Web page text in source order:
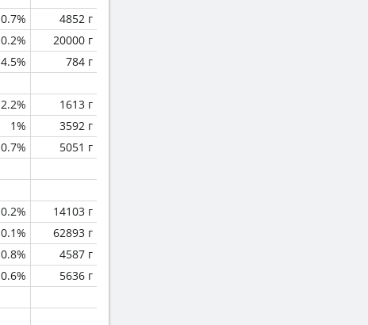
0.7%
4852 г
0.2%
20000 г
4.5%
784 г
2.2%
1613 г
1%
3592 г
0.7%
5051 г
0.2%
14103 г
0.1%
62893 г
0.8%
4587 г
0.6% 5636 г